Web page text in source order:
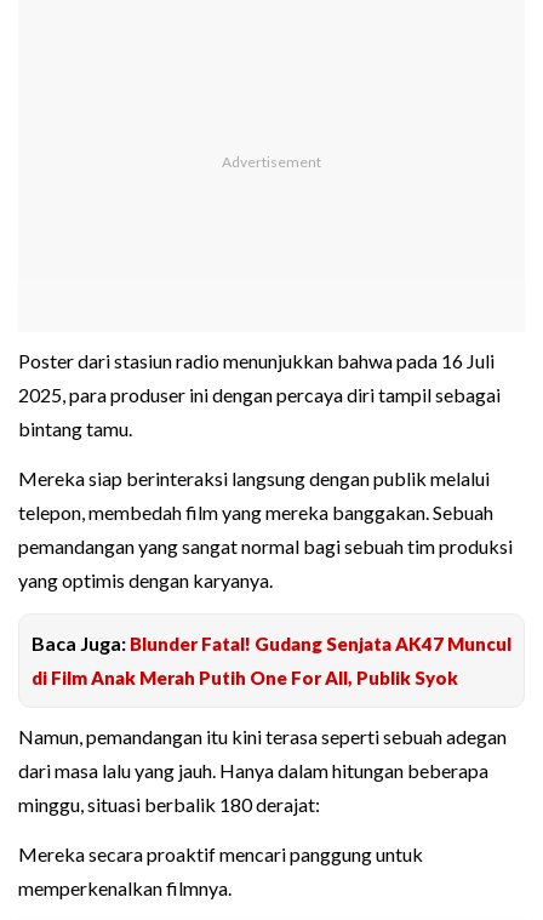
Poster dari stasiun radio menunjukkan bahwa pada 16 Juli
2025, para produser ini dengan percaya diri tampil sebagai
bintang tamu.
Mereka siap berinteraksi langsung dengan publik melalui
telepon, membedah film yang mereka banggakan. Sebuah
pemandangan yang sangat normal bagi sebuah tim produksi
yang optimis dengan karyanya.
Baca Juga: Blunder Fatal! Gudang Senjata AK47 Muncul
di Film Anak Merah Putih One For All, Publik Syok
Namun, pemandangan itu kini terasa seperti sebuah adegan
dari masa lalu yang jauh. Hanya dalam hitungan beberapa
minggu, situasi berbalik 180 derajat:
Mereka secara proaktif mencari panggung untuk
memperkenalkan filmnya.